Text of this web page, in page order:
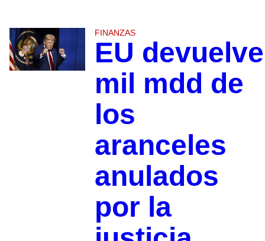
FINANZAS
EU
mil mdd de
los
aranceles
anulados
por la